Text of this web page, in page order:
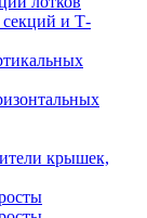
и Т-
крышек,